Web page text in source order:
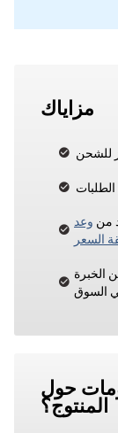
مزاياك
من وعد
السعر
من 20 عامًا من الخبرة
السوق
حول
المنتوج؟